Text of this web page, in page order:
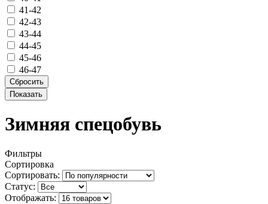
41-42
42-43
43-44
44-45
45-46
46-47
Зимняя спецобувь
Фильтры
Сортировка
Сортировать:
Статус:
Отображать: